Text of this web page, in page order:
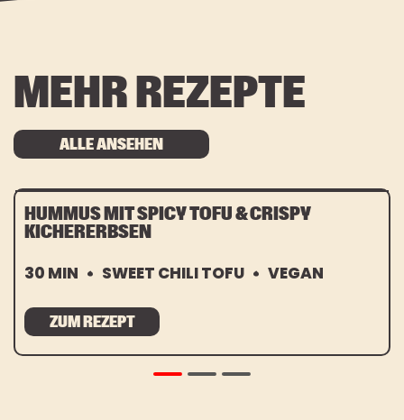
MEHR REZEPTE
ALLE ANSEHEN
HUMMUS MIT SPICY TOFU & CRISPY
KICHERERBSEN
30 MIN SWEET CHILI TOFU VEGAN
ZUM REZEPT